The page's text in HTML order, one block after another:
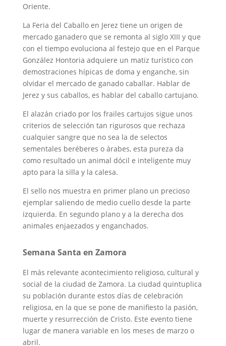
Oriente.
La Feria del Caballo en Jerez tiene un origen de
mercado ganadero que se remonta al siglo XIII y que
con el tiempo evoluciona al festejo que en el Parque
González Hontoria adquiere un matiz turístico con
demostraciones hípicas de doma y enganche, sin
olvidar el mercado de ganado caballar. Hablar de
Jerez y sus caballos, es hablar del caballo cartujano.
El alazán criado por los frailes cartujos sigue unos
criterios de selección tan rigurosos que rechaza
cualquier sangre que no sea la de selectos
sementales beréberes o árabes, esta pureza da
como resultado un animal dócil e inteligente muy
apto para la silla y la calesa.
El sello nos muestra en primer plano un precioso
ejemplar saliendo de medio cuello desde la parte
izquierda. En segundo plano y a la derecha dos
animales enjaezados y enganchados.
Semana Santa en Zamora
El más relevante acontecimiento religioso, cultural y
social de la ciudad de Zamora. La ciudad quintuplica
su población durante estos días de celebración
religiosa, en la que se pone de manifiesto la pasión,
muerte y resurrección de Cristo. Este evento tiene
lugar de manera variable en los meses de marzo o
abril.